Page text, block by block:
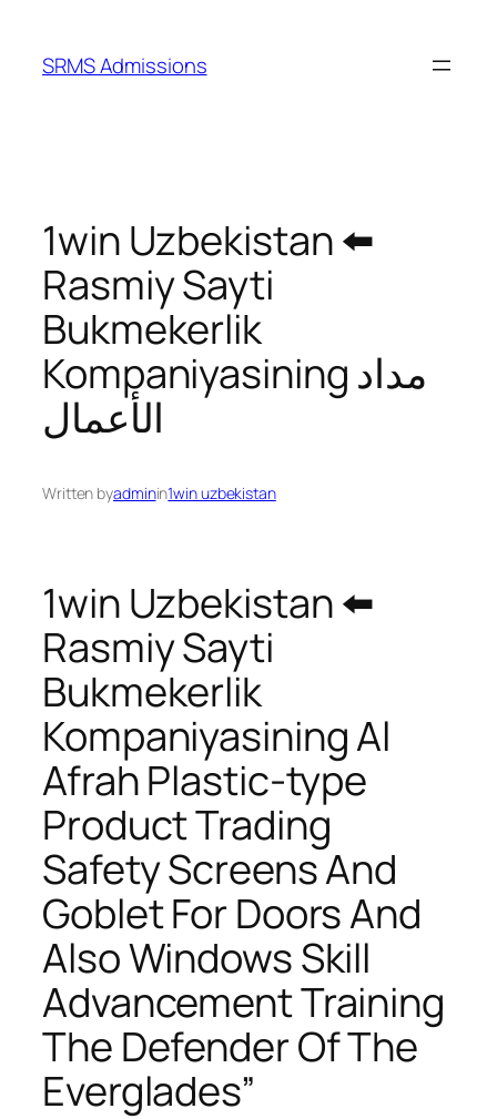
SRMS Admissions
1win Uzbekistan ⬅️
Rasmiy Sayti
Bukmekerlik
Kompaniyasining مداد
الأعمال
Written byadminin1win uzbekistan
1win Uzbekistan ⬅️
Rasmiy Sayti
Bukmekerlik
Kompaniyasining Al
Afrah Plastic-type
Product Trading
Safety Screens And
Goblet For Doors And
Also Windows Skill
Advancement Training
The Defender Of The
Everglades”